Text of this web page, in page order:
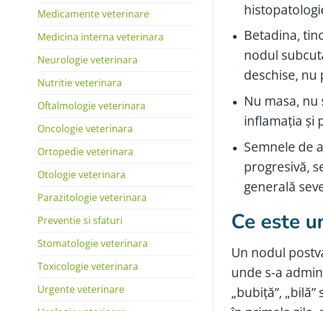
Medicamente veterinare
Medicina interna veterinara
Neurologie veterinara
Nutritie veterinara
Oftalmologie veterinara
Oncologie veterinara
Ortopedie veterinara
Otologie veterinara
Parazitologie veterinara
Preventie si sfaturi
Stomatologie veterinara
Toxicologie veterinara
Urgente veterinare
Betadina,
nodul
deschise,
Nu masa,
inflamația și
Semnele de
progresivă,
generală
Ce este
Un nodul
unde s-a
„bubiță”,